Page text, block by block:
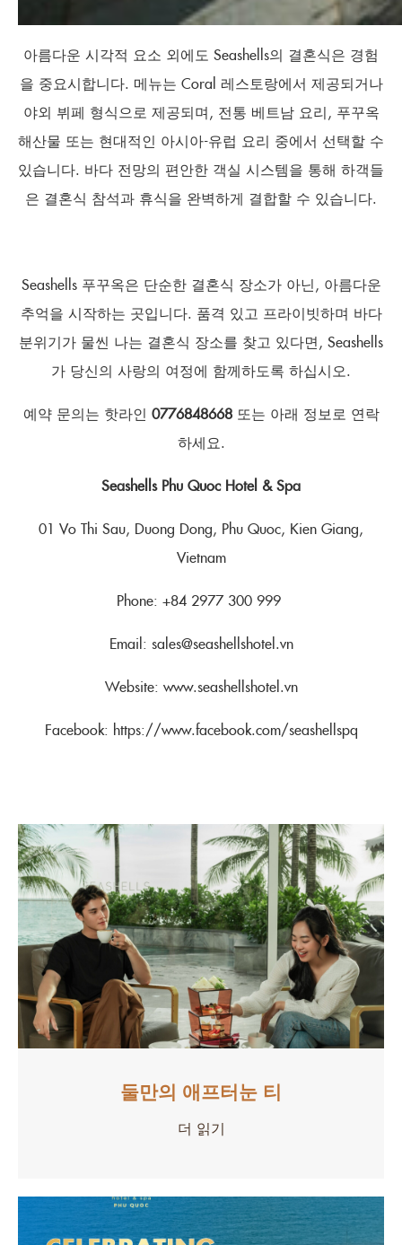
아름다운 시각적 요소 외에도 Seashells의 결혼식은 경험
을 중요시합니다. 메뉴는 Coral 레스토랑에서 제공되거나
야외 뷔페 형식으로 제공되며, 전통 베트남 요리, 푸꾸옥
해산물 또는 현대적인 아시아-유럽 요리 중에서 선택할 수
있습니다. 바다 전망의 편안한 객실 시스템을 통해 하객들
은 결혼식 참석과 휴식을 완벽하게 결합할 수 있습니다.
Seashells 푸꾸옥은 단순한 결혼식 장소가 아닌, 아름다운
추억을 시작하는 곳입니다. 품격 있고 프라이빗하며 바다
분위기가 물씬 나는 결혼식 장소를 찾고 있다면, Seashells
가 당신의 사랑의 여정에 함께하도록 하십시오.
예약 문의는 핫라인 0776848668또는 아래 정보로 연락
하세요.
Seashells Phu Quoc Hotel & Spa
01 Vo Thi Sau, Duong Dong, Phu Quoc, Kien Giang,
Vietnam
Phone: +84 2977 300 999
Email: sales@seashellshotel.vn
Website: www.seashellshotel.vn
Facebook: https://www.facebook.com/seashellspq
둘만의 애프터눈 티
더 읽기